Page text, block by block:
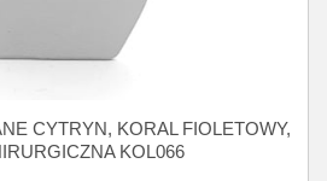
CYTRYN, KORAL FIOLETOWY,
KOL066